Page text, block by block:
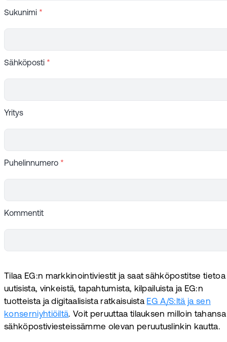
Sukunimi *
Sähköposti *
Yritys
Puhelinnumero *
Kommentit
Tilaa EG:n markkinointiviestit ja saat sähköpostitse tietoa
uutisista, vinkeistä, tapahtumista, kilpailuista ja EG:n
tuotteista ja digitaalisista ratkaisuista EG A/S:ltä ja sen
konserniyhtiöiltä. Voit peruuttaa tilauksen milloin tahansa
sähköpostiviesteissämme olevan peruutuslinkin kautta.